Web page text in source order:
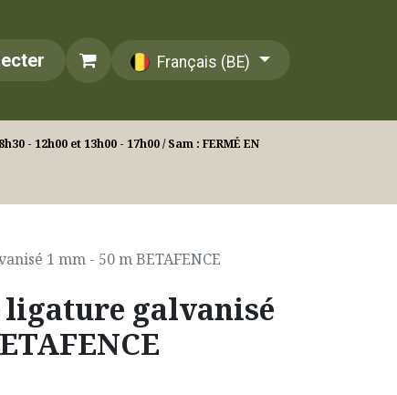
Français (BE)
- 12h00 et 13h00 - 17h00 / Sam : FERMÉ EN
1 mm - 50 m BETAFENCE
ligature galvanisé